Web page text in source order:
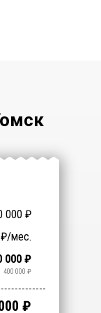
000 ₽
NaN₽
NaN₽
₽
₽
₽
₽
₽/мес.
₽
₽
000 ₽
₽
₽
₽
₽
₽
400 000 ₽
₽
₽